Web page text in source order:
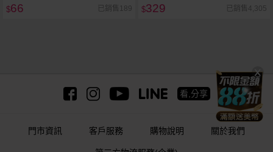
$66 已銷售189 $329 已銷售4,305
看,分享
購物說明
客戶服務 關於我們
門市資訊